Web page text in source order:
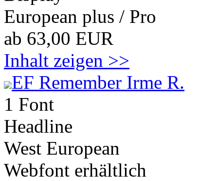
European plus / Pro
ab 63,00 EUR
Inhalt zeigen >>
EF Remember Irme R.
1 Font
Headline
West European
Webfont erhältlich